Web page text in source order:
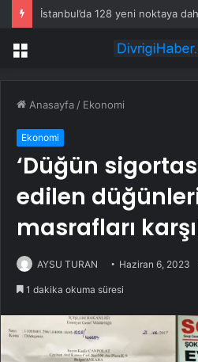
İstanbul’da 128 yeni noktaya
Menü
Anasayfa / Ekonomi
Ekonomi
‘Düğün
edilen
masrafları
AYSU TURAN Haziran 6, 2023
1 dakika okuma süresi